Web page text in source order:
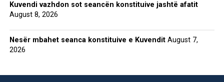
Kuvendi vazhdon sot seancën konstituive jashtë afatit
August 8, 2026
Nesër mbahet seanca konstituive e Kuvendit August 7,
2026